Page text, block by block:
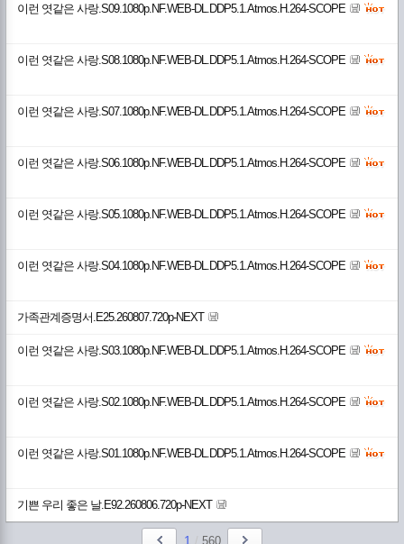
이런 엿같은 사랑.S09.1080p.NF.WEB-DL.DDP5.1.Atmos.H.264-SCOPE
이런 엿같은 사랑.S08.1080p.NF.WEB-DL.DDP5.1.Atmos.H.264-SCOPE
이런 엿같은 사랑.S07.1080p.NF.WEB-DL.DDP5.1.Atmos.H.264-SCOPE
이런 엿같은 사랑.S06.1080p.NF.WEB-DL.DDP5.1.Atmos.H.264-SCOPE
이런 엿같은 사랑.S05.1080p.NF.WEB-DL.DDP5.1.Atmos.H.264-SCOPE
이런 엿같은 사랑.S04.1080p.NF.WEB-DL.DDP5.1.Atmos.H.264-SCOPE
가족관계증명서.E25.260807.720p-NEXT
이런 엿같은 사랑.S03.1080p.NF.WEB-DL.DDP5.1.Atmos.H.264-SCOPE
이런 엿같은 사랑.S02.1080p.NF.WEB-DL.DDP5.1.Atmos.H.264-SCOPE
이런 엿같은 사랑.S01.1080p.NF.WEB-DL.DDP5.1.Atmos.H.264-SCOPE
기쁜 우리 좋은 날.E92.260806.720p-NEXT
1 560